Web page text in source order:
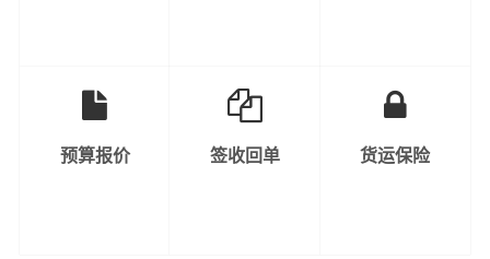
预算报价 签收回单 货运保险